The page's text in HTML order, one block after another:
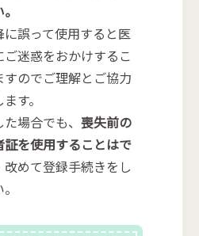
誤って使用すると医
迷惑をおかけするこ
すのでご理解とご協力
す。
た場合でも、喪失前の
証を使用することはで
改めて登録手続きをし